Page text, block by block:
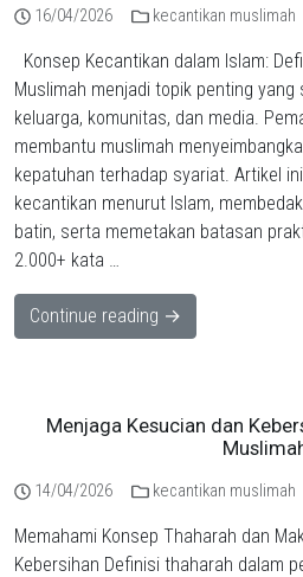
16/04/2026 kecantikan muslimah
Konsep Kecantikan dalam Islam:
Muslimah menjadi topik penting
keluarga, komunitas, dan media.
membantu muslimah
kepatuhan terhadap syariat. Artikel
kecantikan menurut Islam,
batin, serta memetakan batasan
2.000+ kata …
Continue reading →
Menjaga Kesucian dan
14/04/2026 kecantikan muslimah
Memahami Konsep Thaharah dan
Kebersihan Definisi thaharah dalam